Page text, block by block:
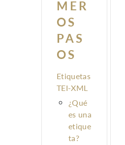
MER
OS
PAS
OS
Etiquetas
TEI-XML
¿Qué
es una
etique
ta?